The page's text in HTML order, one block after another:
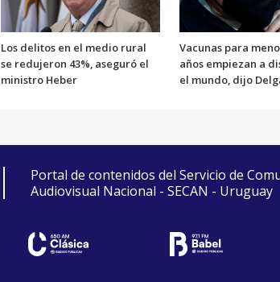
Los delitos en el medio rural
se redujeron 43%, aseguró el
ministro Heber
Vacunas para
años empiezan a
el mundo, dijo
Portal de contenidos del Servicio de
Audiovisual Nacional - SECAN - Uruguay